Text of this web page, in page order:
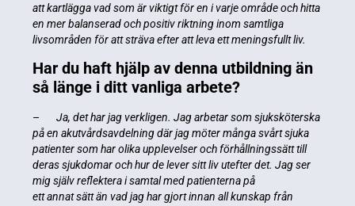
att kartlägga vad som är viktigt för en i varje område och hitta
en mer balanserad och positiv riktning inom samtliga
livsområden för att sträva efter att leva ett meningsfullt liv.
Har du haft hjälp av denna utbildning än
så länge i ditt vanliga arbete?
–Ja, det har jag verkligen. Jag arbetar som sjuksköterska
på en akutvårdsavdelning där jag möter många svårt sjuka
patienter som har olika upplevelser och förhållningssätt till
deras sjukdomar och hur de lever sitt liv utefter det. Jag ser
mig själv reflektera i samtal med patienterna på
ett annat sätt än vad jag har gjort innan all kunskap från